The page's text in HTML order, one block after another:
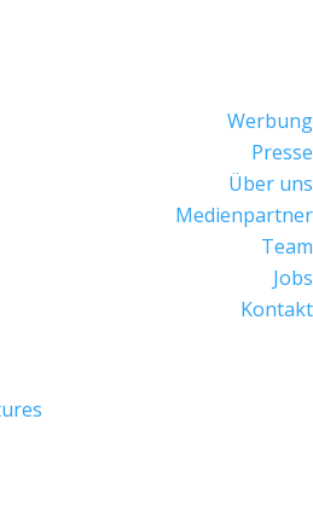
Werbung
Presse
Über uns
Medienpartner
Team
Jobs
Kontakt